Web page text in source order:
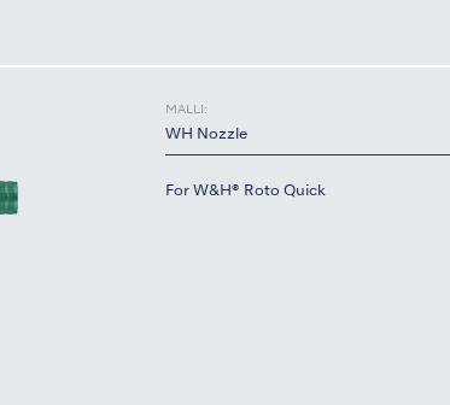
MALLI:
WH Nozzle
For W&H® Roto Quick